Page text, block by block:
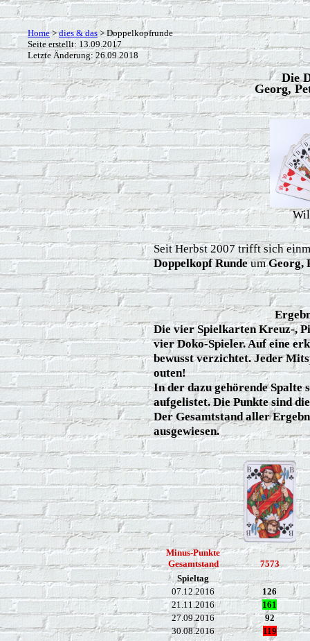
Home>dies & das> Doppelkopfrunde
Seite erstellt: 13.09.2017
Letzte Änderung: 26.09.2018
Die
Georg,
Seit Herbst 2007 trifft sich
Doppelkopf RundeumGeorg,
Die vier Spielkarten Kreuz-,
vier Doko-Spieler. Auf eine
bewusst verzichtet. Jeder
outen!
In der dazu gehörende Spalte
aufgelistet. Die Punkte sind
Der Gesamtstand aller
ausgewiesen.
Minus-Punkte
Gesamtstand
7573
Spieltag
07.12.2016
126
21.11.2016
161
27.09.2016
92
30.08.2016
119